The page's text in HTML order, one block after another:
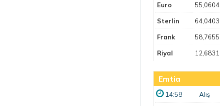
Euro 55,0604
Sterlin 64,0403
Frank 58,7655
Riyal 12,6831
Emtia
14:58 Alış